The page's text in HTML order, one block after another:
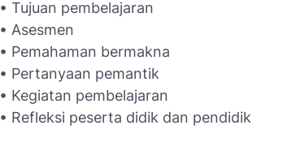
• Tujuan pembelajaran
• Asesmen
• Pemahaman bermakna
• Pertanyaan pemantik
• Kegiatan pembelajaran
• Refleksi peserta didik dan pendidik